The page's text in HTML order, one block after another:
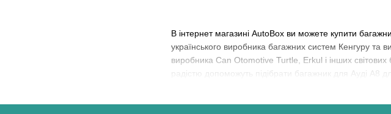
В інтернет магазині AutoBox ви можете купити
українського виробника багажних систем Кенгуру
виробника Can Otomotive Turtle, Erkul і інших
радістю допоможуть підібрати багажник для Ауді А8